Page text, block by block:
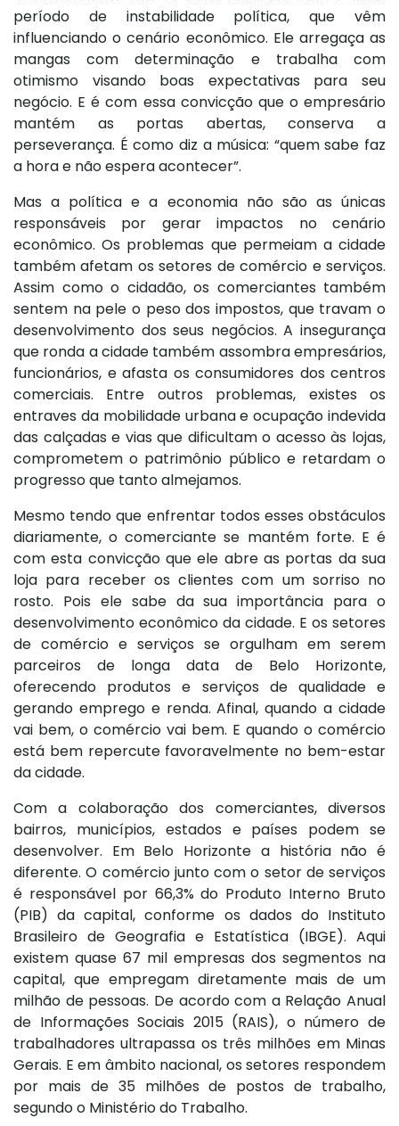
período de instabilidade política, que vêm
influenciando o cenário econômico. Ele arregaça as
mangas com determinação e trabalha com
otimismo visando boas expectativas para seu
negócio. E é com essa convicção que o empresário
mantém as portas abertas, conserva a
perseverança. É como diz a música: “quem sabe faz
a hora e não espera acontecer”.
Mas a política e a economia não são as únicas
responsáveis por gerar impactos no cenário
econômico. Os problemas que permeiam a cidade
também afetam os setores de comércio e serviços.
Assim como o cidadão, os comerciantes também
sentem na pele o peso dos impostos, que travam o
desenvolvimento dos seus negócios. A insegurança
que ronda a cidade também assombra empresários,
funcionários, e afasta os consumidores dos centros
comerciais. Entre outros problemas, existes os
entraves da mobilidade urbana e ocupação indevida
das calçadas e vias que dificultam o acesso às lojas,
comprometem o patrimônio público e retardam o
progresso que tanto almejamos.
Mesmo tendo que enfrentar todos esses obstáculos
diariamente, o comerciante se mantém forte. E é
com esta convicção que ele abre as portas da sua
loja para receber os clientes com um sorriso no
rosto. Pois ele sabe da sua importância para o
desenvolvimento econômico da cidade. E os setores
de comércio e serviços se orgulham em serem
parceiros de longa data de Belo Horizonte,
oferecendo produtos e serviços de qualidade e
gerando emprego e renda. Afinal, quando a cidade
vai bem, o comércio vai bem. E quando o comércio
está bem repercute favoravelmente no bem-estar
da cidade.
Com a colaboração dos comerciantes, diversos
bairros, municípios, estados e países podem se
desenvolver. Em Belo Horizonte a história não é
diferente. O comércio junto com o setor de serviços
é responsável por 66,3% do Produto Interno Bruto
(PIB) da capital, conforme os dados do Instituto
Brasileiro de Geografia e Estatística (IBGE). Aqui
existem quase 67 mil empresas dos segmentos na
capital, que empregam diretamente mais de um
milhão de pessoas. De acordo com a Relação Anual
de Informações Sociais 2015 (RAIS), o número de
trabalhadores ultrapassa os três milhões em Minas
Gerais. E em âmbito nacional, os setores respondem
por mais de 35 milhões de postos de trabalho,
segundo o Ministério do Trabalho.